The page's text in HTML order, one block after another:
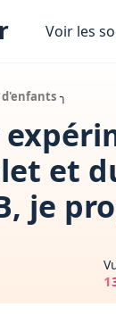
Voir les
d'enfants ╮
et
je